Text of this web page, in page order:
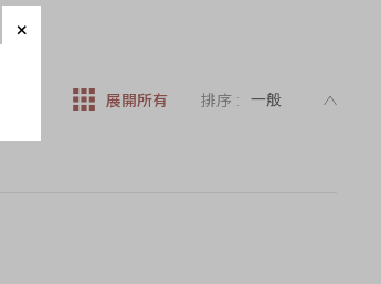
展開所有 排序 :